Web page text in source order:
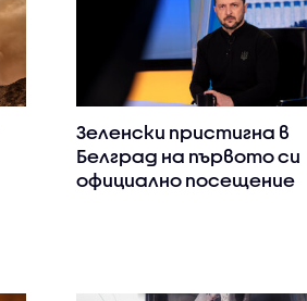
Зеленски пристигна в
Белград на първото си
официално посещение